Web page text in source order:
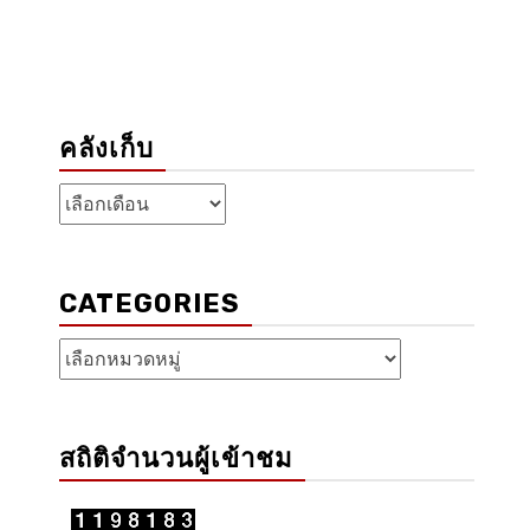
คลังเก็บ
คลัง
เก็บ
CATEGORIES
Categories
สถิติจำนวนผู้เข้าชม